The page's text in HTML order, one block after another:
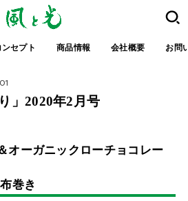
ンセプト 商品情報 会社概要 お問
」2020年2月号
オーガニックローチョコレー
巻き